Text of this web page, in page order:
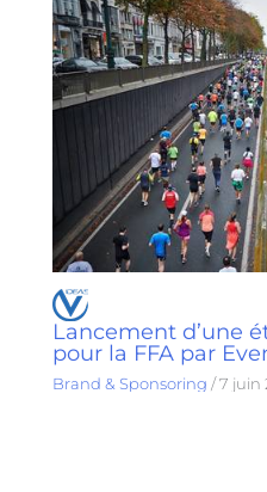
Lancement d’une
pour la FFA par
Brand & Sponsoring /7 juin